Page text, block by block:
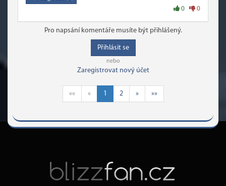
0 0
Pro napsání komentáře musíte být přihlášený.
Přihlásit se
nebo
Zaregistrovat nový účet
«« « 1 2 » »»